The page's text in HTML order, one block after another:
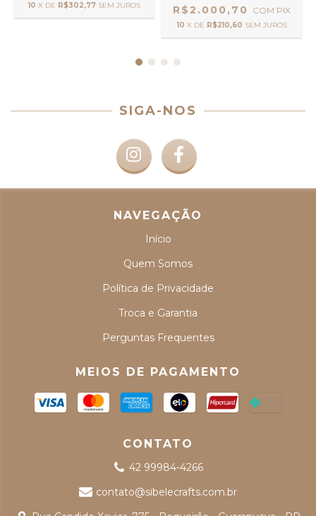
10 X DE R$302,77 SEM JUROS R$2.000,70 COM PIX
10 X DE R$210,60 SEM JUROS
SIGA-NOS
NAVEGAÇÃO
Início
Quem Somos
Política de Privacidade
Troca e Garantia
Perguntas Frequentes
MEIOS DE PAGAMENTO
CONTATO
42 99984-4266
contato@sibelecrafts.com.br